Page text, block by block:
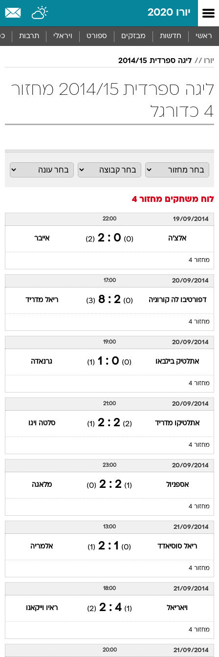
יורו 2020
ראשי חדשות מבזקים ספורט ויראלי תרבות
יורו ליגה ספרדית 2014/15
ליגה ספרדית 2014/15 מחזור
4 כדורגל
לוח משחקים מחזור 4
19/09/2014
22:00
אלצ'ה (0)
0 : 2
(2) אייבר
מחזור 4
20/09/2014
17:00
דפורטיבו לה קורוניה (0)
2 : 8
(3) ריאל מדריד
מחזור 4
20/09/2014
19:00
אתלטיק בילבאו (0)
0 : 1
(1) גרנאדה
מחזור 4
20/09/2014
21:00
אתלטיקו מדריד (2)
2 : 2
(1) סלטה ויגו
מחזור 4
20/09/2014
23:00
אספניול (1)
2 : 2
(0) מלאגה
מחזור 4
21/09/2014
13:00
ריאל סוסיאדד (0)
1 : 2
(1) אלמריה
מחזור 4
21/09/2014
18:00
ויאריאל (1)
4 : 2
(2) ראיו וייקאנו
מחזור 4
21/09/2014
20:00